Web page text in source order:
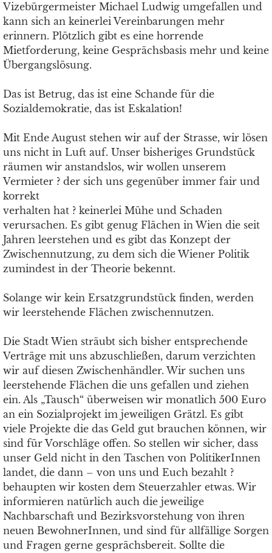
Vizebürgermeister Michael Ludwig umgefallen und
kann sich an keinerlei Vereinbarungen mehr
erinnern. Plötzlich gibt es eine horrende
Mietforderung, keine Gesprächsbasis mehr und keine
Übergangslösung.
Das ist Betrug, das ist eine Schande für die
Sozialdemokratie, das ist Eskalation!
Mit Ende August stehen wir auf der Strasse, wir lösen
uns nicht in Luft auf. Unser bisheriges Grundstück
räumen wir anstandslos, wir wollen unserem
Vermieter ? der sich uns gegenüber immer fair und
korrekt
verhalten hat ? keinerlei Mühe und Schaden
verursachen. Es gibt genug Flächen in Wien die seit
Jahren leerstehen und es gibt das Konzept der
Zwischennutzung, zu dem sich die Wiener Politik
zumindest in der Theorie bekennt.
Solange wir kein Ersatzgrundstück finden, werden
wir leerstehende Flächen zwischennutzen.
Die Stadt Wien sträubt sich bisher entsprechende
Verträge mit uns abzuschließen, darum verzichten
wir auf diesen Zwischenhändler. Wir suchen uns
leerstehende Flächen die uns gefallen und ziehen
ein. Als „Tausch“ überweisen wir monatlich 500 Euro
an ein Sozialprojekt im jeweiligen Grätzl. Es gibt
viele Projekte die das Geld gut brauchen können, wir
sind für Vorschläge offen. So stellen wir sicher, dass
unser Geld nicht in den Taschen von PolitikerInnen
landet, die dann – von uns und Euch bezahlt ?
behaupten wir kosten dem Steuerzahler etwas. Wir
informieren natürlich auch die jeweilige
Nachbarschaft und Bezirksvorstehung von ihren
neuen BewohnerInnen, und sind für allfällige Sorgen
und Fragen gerne gesprächsbereit. Sollte die